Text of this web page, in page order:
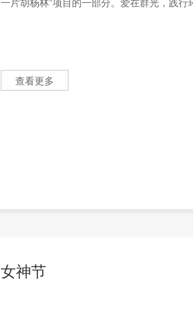
一片胡杨林”项目的一部分。爱在群光，践
查看更多
女神节